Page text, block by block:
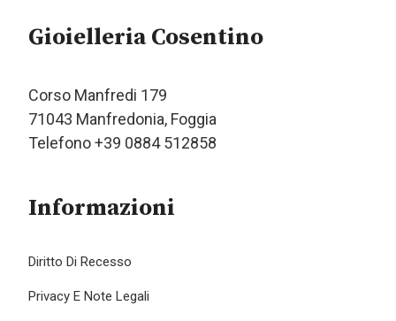
Gioielleria Cosentino
Corso Manfredi 179
71043 Manfredonia, Foggia
Telefono +39 0884 512858
Informazioni
Diritto Di Recesso
Privacy E Note Legali